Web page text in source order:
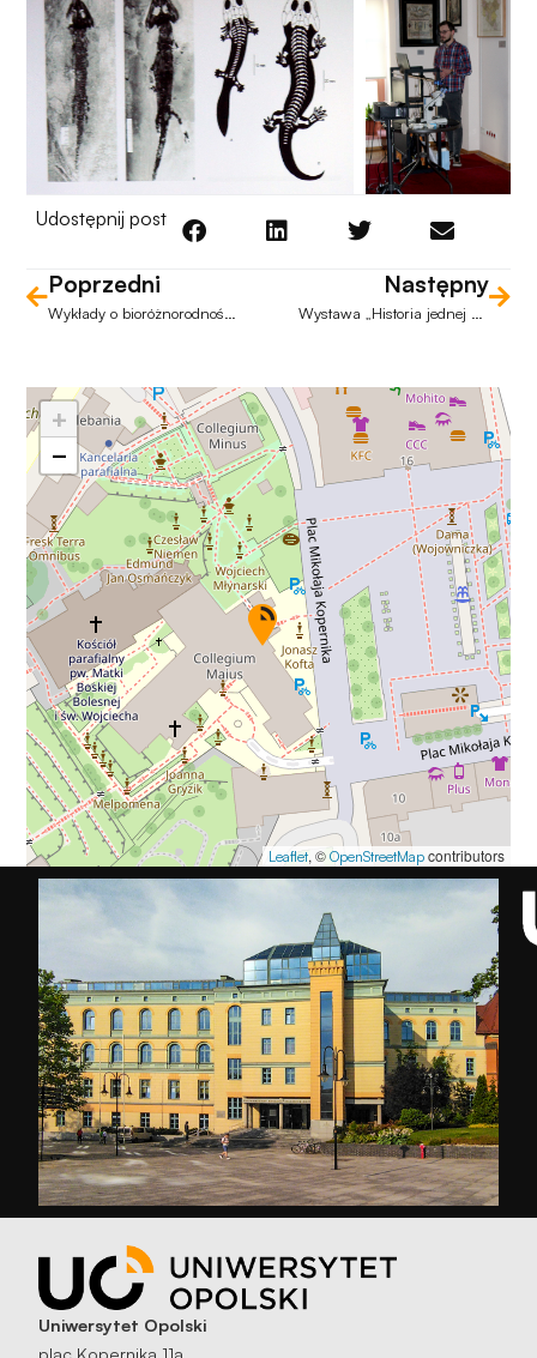
Udostępnij post
Poprzedni Następny
+
−
Leaflet, © OpenStreetMapcontributors
Uniwersytet Opolski
plac Kopernika 11a